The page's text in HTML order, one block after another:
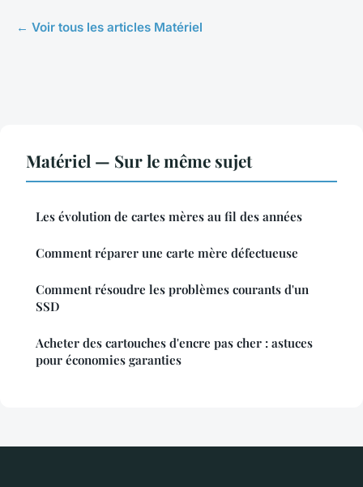
← Voir tous les articles Matériel
Matériel — Sur le même sujet
Les évolution de cartes mères au fil des années
Comment réparer une carte mère défectueuse
Comment résoudre les problèmes courants d'un
SSD
Acheter des cartouches d'encre pas cher : astuces
pour économies garanties